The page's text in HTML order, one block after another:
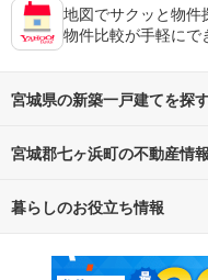
地図でサクッと物件
物件比較が手軽にで
宮城県の新築一戸建てを探
路線・駅から探す
通勤・通学時間から探す
宮城郡七ヶ浜町の不動産情
不動産・住宅
新築マンション
暮らしのお役立ち情報
マンションカタログ